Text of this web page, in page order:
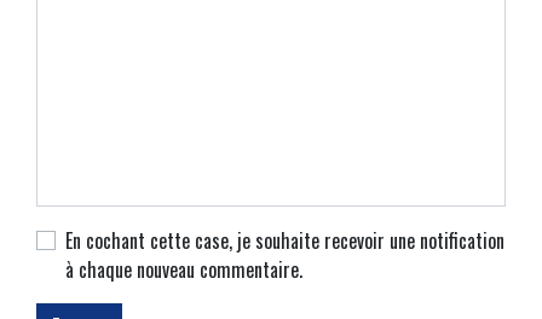
En cochant cette case, je souhaite recevoir une notification
à chaque nouveau commentaire.